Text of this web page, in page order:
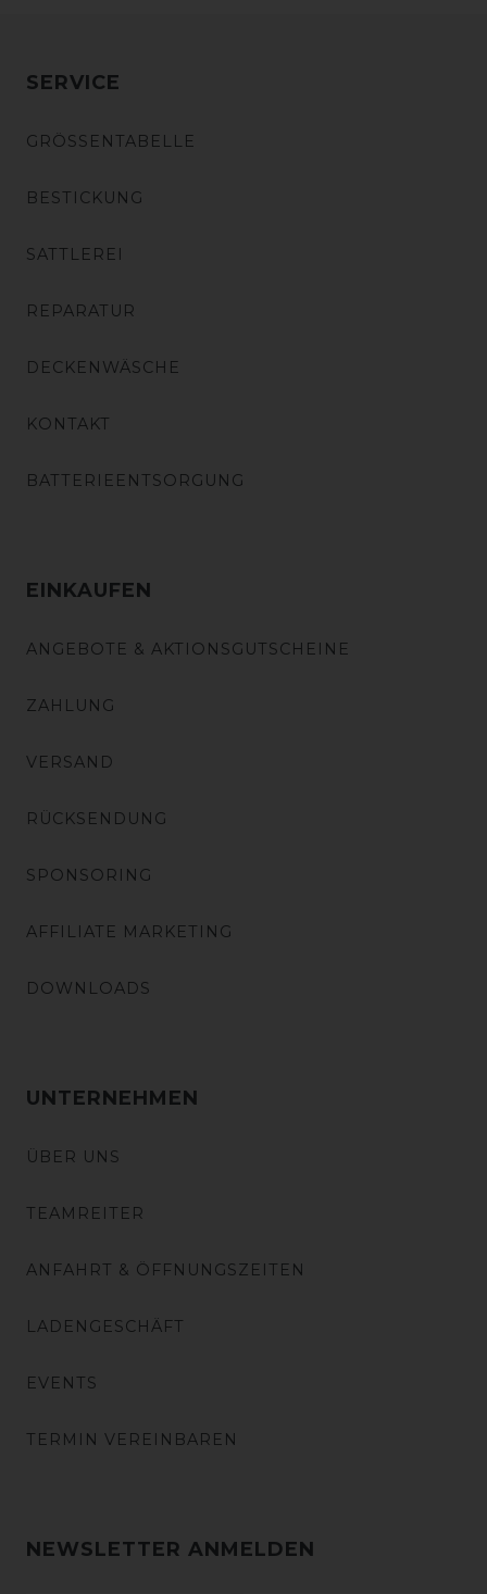
SERVICE
GRÖSSENTABELLE
BESTICKUNG
SATTLEREI
REPARATUR
DECKENWÄSCHE
KONTAKT
BATTERIEENTSORGUNG
EINKAUFEN
ANGEBOTE & AKTIONSGUTSCHEINE
ZAHLUNG
VERSAND
RÜCKSENDUNG
SPONSORING
AFFILIATE MARKETING
DOWNLOADS
UNTERNEHMEN
ÜBER UNS
TEAMREITER
ANFAHRT & ÖFFNUNGSZEITEN
LADENGESCHÄFT
EVENTS
TERMIN VEREINBAREN
NEWSLETTER ANMELDEN